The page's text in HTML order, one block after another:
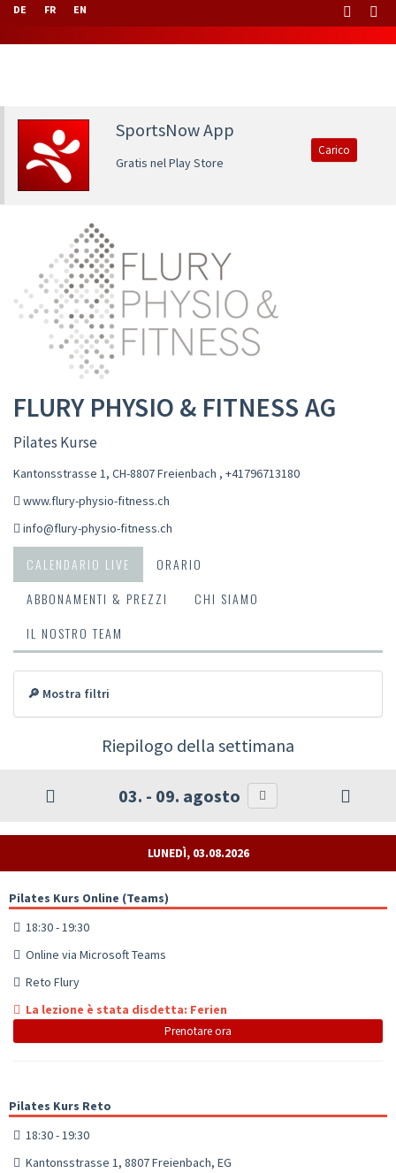
DE FR EN
SportsNow App
Gratis nel Play Store
Carico
FLURY PHYSIO & FITNESS AG
Pilates Kurse
Kantonsstrasse 1, CH-8807 Freienbach , +41796713180
www.flury-physio-fitness.ch
info@flury-physio-fitness.ch
CALENDARIO LIVE
ORARIO
ABBONAMENTI & PREZZI
CHI SIAMO
IL NOSTRO TEAM
🔎 Mostra filtri
Riepilogo della settimana
03. - 09. agosto
LUNEDÌ, 03.08.2026
Pilates Kurs Online (Teams)
18:30 - 19:30
Online via Microsoft Teams
Reto Flury
La lezione è stata disdetta: Ferien
Prenotare ora
Pilates Kurs Reto
18:30 - 19:30
Kantonsstrasse 1, 8807 Freienbach, EG